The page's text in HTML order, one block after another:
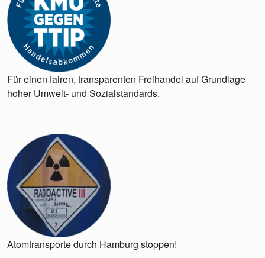
Für einen fairen, transparenten Freihandel auf Grundlage
hoher Umwelt- und Sozialstandards.
Atomtransporte durch Hamburg stoppen!